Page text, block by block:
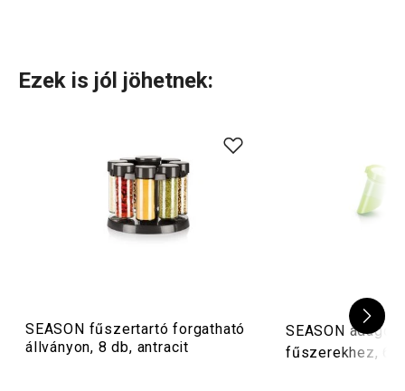
Ezek is jól jöhetnek:
SEASON fűszertartó forgatható
állványon, 8 db, antracit
SEASON
fűszerekhez, 6